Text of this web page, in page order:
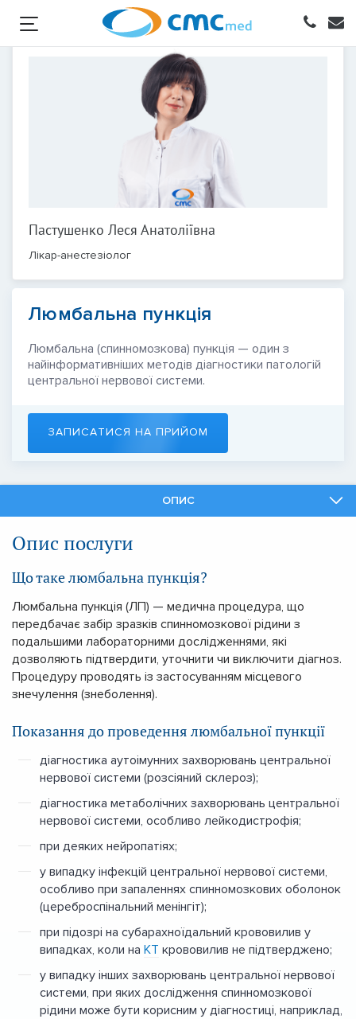
Пастушенко Леся Анатоліївна
Лікар-анестезіолог
Люмбальна пункція
Люмбальна (спинномозкова) пункція — один з
найінформативніших методів діагностики патологій
центральної нервової системи.
ЗАПИСАТИСЯ НА ПРИЙОМ
ОПИС
Опис послуги
Що таке люмбальна пункція?
Люмбальна пункція (ЛП) — медична процедура, що
передбачає забір зразків спинномозкової рідини з
подальшими лабораторними дослідженнями, які
дозволяють підтвердити, уточнити чи виключити діагноз.
Процедуру проводять із застосуванням місцевого
знечулення (знеболення).
Показання до проведення люмбальної пункції
діагностика аутоімунних захворювань центральної
нервової системи (розсіяний склероз);
діагностика метаболічних захворювань центральної
нервової системи, особливо лейкодистрофія;
при деяких нейропатіях;
у випадку інфекцій центральної нервової системи,
особливо при запаленнях спинномозкових оболонок
(цереброспінальний менінгіт);
при підозрі на субарахноїдальний крововилив у
випадках, коли на КТ крововилив не підтверджено;
у випадку інших захворювань центральної нервової
системи, при яких дослідження спинномозкової
рідини може бути корисним у діагностиці, наприклад,